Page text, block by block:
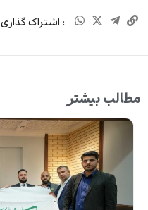
: اشتراک گذاری
مطالب بیشتر